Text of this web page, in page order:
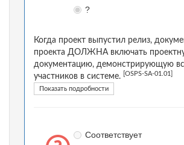
?
Когда проект выпустил релиз,
проекта ДОЛЖНА включать
документацию, демонстрирующую
участников в системе.
[OSPS-SA-01.01]
Показать подробности
Соответствует